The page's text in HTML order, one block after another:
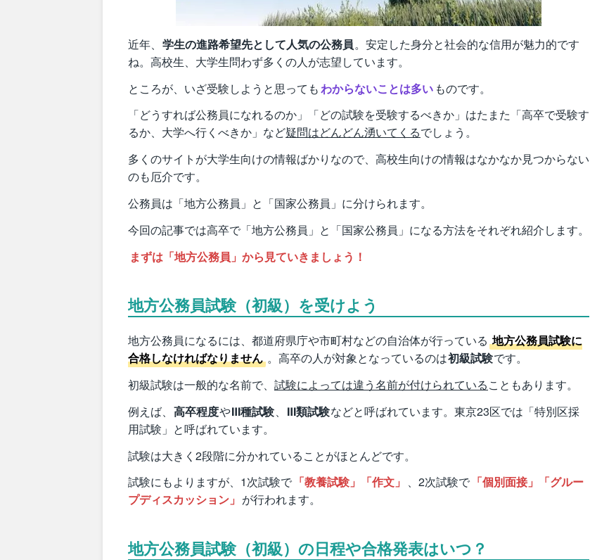
近年、 学生の進路希望先として人気の公務員。安定した身分と社会的な信用が魅力的です
ね。高校生、大学生問わず多くの人が志望しています。
ところが、いざ受験しようと思ってもわからないことは多い ものです。
「どうすれば公務員になれるのか」「どの試験を受験するべきか」はたまた「高卒で受験す
るか、大学へ行くべきか」など疑問はどんどん湧いてくるでしょう。
多くのサイトが大学生向けの情報ばかりなので、高校生向けの情報はなかなか見つからない
のも厄介です。
公務員は「地方公務員」と「国家公務員」に分けられます。
今回の記事では高卒で「地方公務員」と「国家公務員」になる方法をそれぞれ紹介します。
まずは「地方公務員」から見ていきましょう！
地方公務員試験（初級）を受けよう
地方公務員になるには、都道府県庁や市町村などの自治体が行っている 地方公務員試験に
合格しなければなりません 。高卒の人が対象となっているのは初級試験です。
初級試験は一般的な名前で、 試験によっては違う名前が付けられていることもあります。
例えば、 高卒程度やⅢ種試験、 Ⅲ類試験などと呼ばれています。東京23区では「特別区採
用試験」と呼ばれています。
試験は大きく2段階に分かれていることがほとんどです。
試験にもよりますが、1次試験で 「教養試験」「作文」 、2次試験で 「個別面接」「グルー
プディスカッション」 が行われます。
地方公務員試験（初級）の日程や合格発表はいつ？